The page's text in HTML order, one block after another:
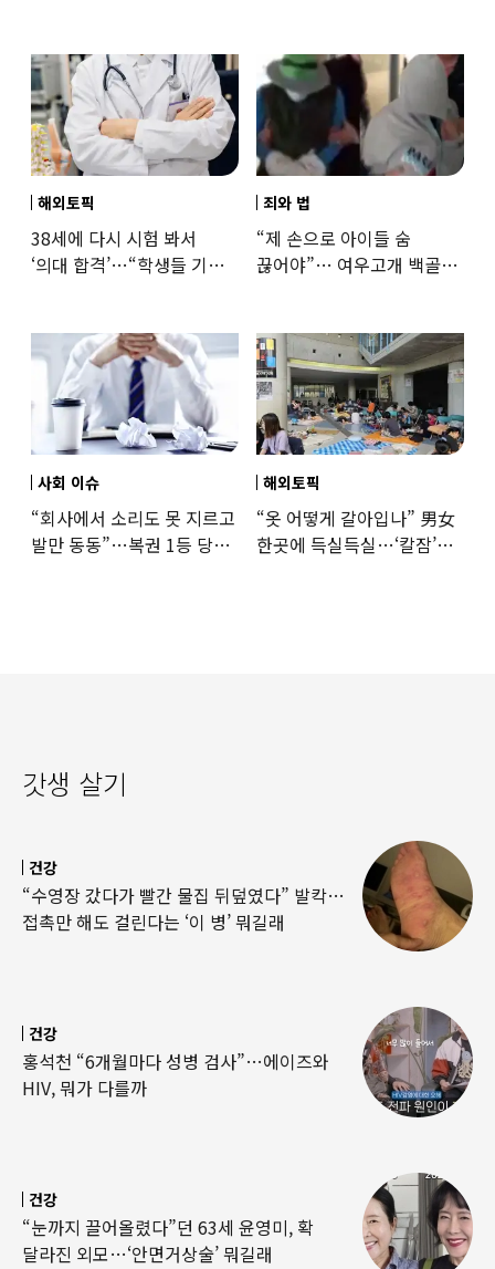
해외토픽
38세에 다시 시험 봐서
‘의대 합격’…“학생들 기회
죄와 법
“제 손으로 아이들 숨
끊어야”… 여우고개 백골
사회 이슈
“회사에서 소리도 못 지르고
발만 동동”…복권 1등 당첨
해외토픽
“옷 어떻게 갈아입나” 男女
한곳에 득실득실…‘칼잠’
갓생 살기
건강
“수영장 갔다가 빨간 물집 뒤덮였다” 발칵…
접촉만 해도 걸린다는 ‘이 병’ 뭐길래
건강
홍석천 “6개월마다 성병 검사”…에이즈와
HIV, 뭐가 다를까
건강
“눈까지 끌어올렸다”던 63세 윤영미, 확
달라진 외모…‘안면거상술’ 뭐길래